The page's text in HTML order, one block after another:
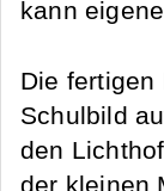
kann
Die fertigen
Schulbild
den
der kleinen